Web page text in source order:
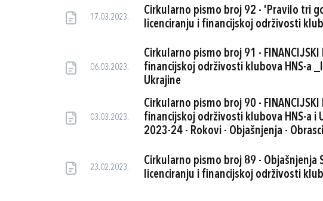
17.03.2023.
Cirkularno pismo broj 92 - 'Pravilo tri
licenciranju i financijskoj održivosti
06.03.2023.
Cirkularno pismo broj 91 -
financijskoj održivosti klubova HNS-a
Ukrajine
03.03.2023.
Cirkularno pismo broj 90 -
financijskoj održivosti klubova HNS-a i
2023-24 - Rokovi - Objašnjenja - Obrasci
23.02.2023.
Cirkularno pismo broj 89 -
licenciranju i financijskoj održivosti